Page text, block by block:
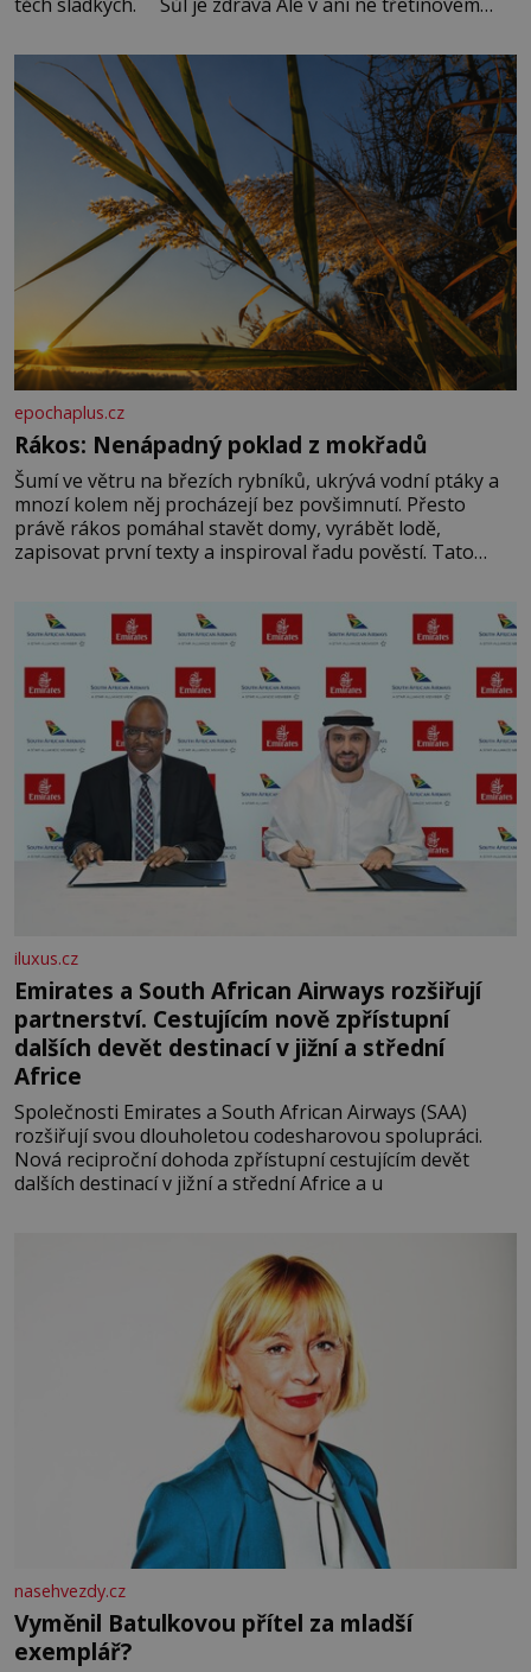
základní složky– sodík a chlór – jsou zásadní pro
správné hospodaření
epochaplus.cz
Rákos: Nenápadný poklad z mokřadů
Šumí ve větru na březích rybníků, ukrývá vodní ptáky a
mnozí kolem něj procházejí bez povšimnutí. Přesto
právě rákos pomáhal stavět domy, vyrábět lodě,
zapisovat první texty a inspiroval řadu pověstí. Tato
letního koupání. Stačí se však podívat
iluxus.cz
Emirates a South African Airways rozšiřují
partnerství. Cestujícím nově zpřístupní
dalších devět destinací v jižní a střední
Africe
Společnosti Emirates a South African Airways (SAA)
rozšiřují svou dlouholetou codesharovou spolupráci.
Nová reciproční dohoda zpřístupní cestujícím devět
dalších destinací v jižní a střední Africe a u
nasehvezdy.cz
Vyměnil Batulkovou přítel za mladší
exemplář?